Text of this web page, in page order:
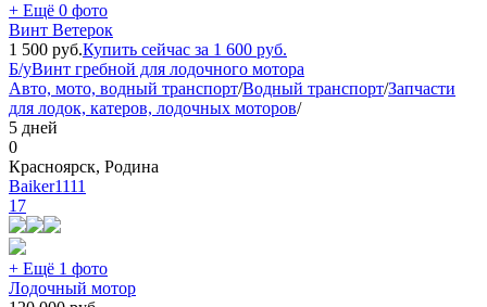
+ Ещё 0 фото
Винт Ветерок
1 500 руб.Купить сейчас за 1 600 руб.
Б/уВинт гребной для лодочного мотора
Авто, мото, водный транспорт/Водный транспорт/Запчасти
для лодок, катеров, лодочных моторов/
5 дней
0
Красноярск, Родина
Baiker1111
17
+ Ещё 1 фото
Лодочный мотор